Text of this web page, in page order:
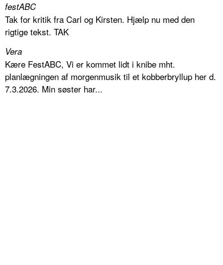
festABC
Tak for kritik fra Carl og Kirsten. Hjælp nu med den
rigtige tekst. TAK
Vera
Kære FestABC, Vi er kommet lidt i knibe mht.
planlægningen af morgenmusik til et kobberbryllup her d.
7.3.2026. Min søster har...